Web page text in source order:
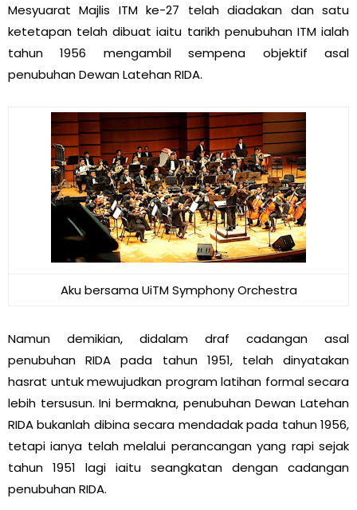
Mesyuarat Majlis ITM ke-27 telah diadakan dan satu
ketetapan telah dibuat iaitu tarikh penubuhan ITM ialah
tahun 1956 mengambil sempena objektif asal
penubuhan Dewan Latehan RIDA.
Aku bersama UiTM Symphony Orchestra
Namun demikian, didalam draf cadangan asal
penubuhan RIDA pada tahun 1951, telah dinyatakan
hasrat untuk mewujudkan program latihan formal secara
lebih tersusun. Ini bermakna, penubuhan Dewan Latehan
RIDA bukanlah dibina secara mendadak pada tahun 1956,
tetapi ianya telah melalui perancangan yang rapi sejak
tahun 1951 lagi iaitu seangkatan dengan cadangan
penubuhan RIDA.